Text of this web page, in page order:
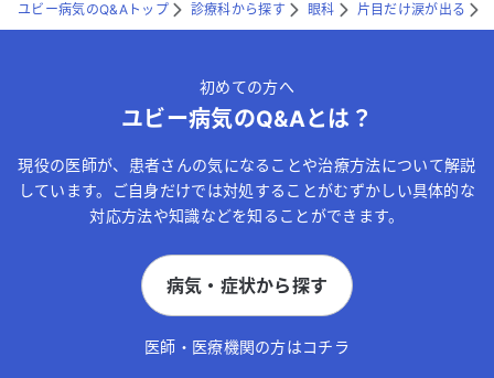
ユビー病気のQ&Aトップ 診療科から探す 眼科 片目だけ涙が出る
初めての方へ
ユビー病気のQ&Aとは？
現役の医師が、患者さんの気になることや治療方法について解説
しています。ご自身だけでは対処することがむずかしい具体的な
対応方法や知識などを知ることができます。
病気・症状から探す
医師・医療機関の方はコチラ